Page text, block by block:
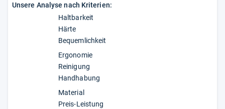
Unsere Analyse nach Kriterien:
Haltbarkeit
Härte
Bequemlichkeit
Ergonomie
Reinigung
Handhabung
Material
Preis-Leistung